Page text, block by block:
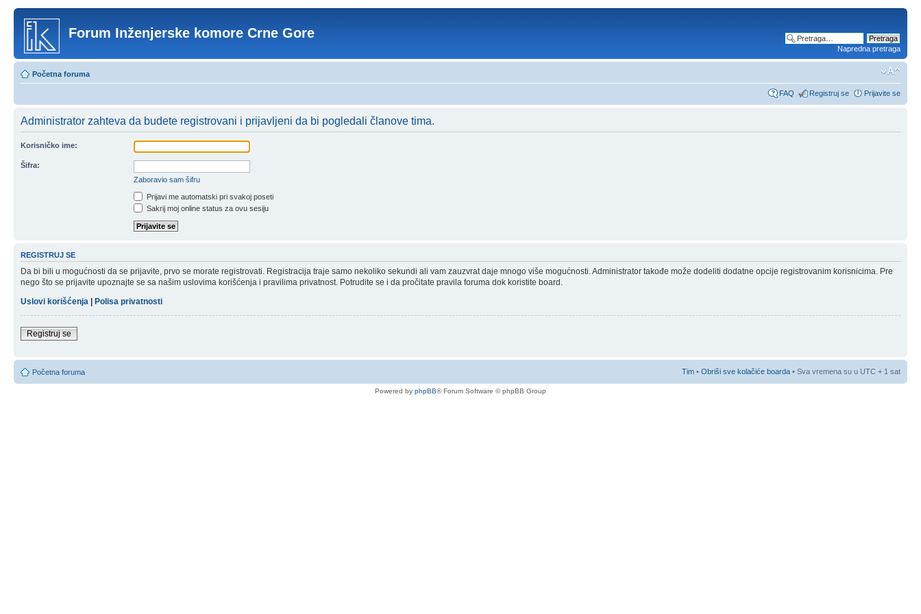
Forum Inženjerske komore Crne Gore
Napredna pretraga
Početna foruma
FAQ Registruj se Prijavite se
Administrator zahteva da budete registrovani i prijavljeni da bi pogledali članove tima.
Korisničko ime:
Šifra:
Zaboravio sam šifru
Prijavi me automatski pri svakoj poseti
Sakrij moj online status za ovu sesiju
REGISTRUJ SE
Da bi bili u mogućnosti da se prijavite, prvo se morate registrovati. Registracija traje samo nekoliko sekundi ali vam zauzvrat daje mnogo više mogućnosti. Administrator takođe može dodeliti dodatne opcije registrovanim korisnicima. Pre
nego što se prijavite upoznajte se sa našim uslovima korišćenja i pravilima privatnost. Potrudite se i da pročitate pravila foruma dok koristite board.
Uslovi korišćenja | Polisa privatnosti
Registruj se
Početna foruma Tim • Obriši sve kolačiće boarda • Sva vremena su u UTC + 1 sat
Powered by phpBB® Forum Software © phpBB Group